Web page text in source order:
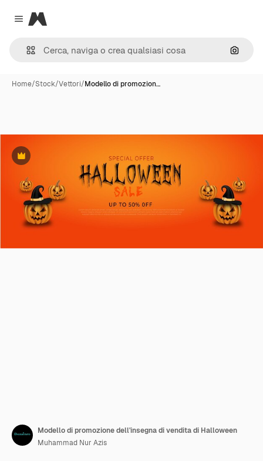
Close menu
Magnific
Cerca
Home/Stock/Vettori/Modello di promozion…
Premium
Modello di promozione dell'insegna di vendita di Halloween
Muhammad Nur Azis